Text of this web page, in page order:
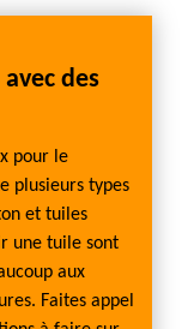
des
pour le
plusieurs types
et tuiles
une tuile sont
aux
Faites appel